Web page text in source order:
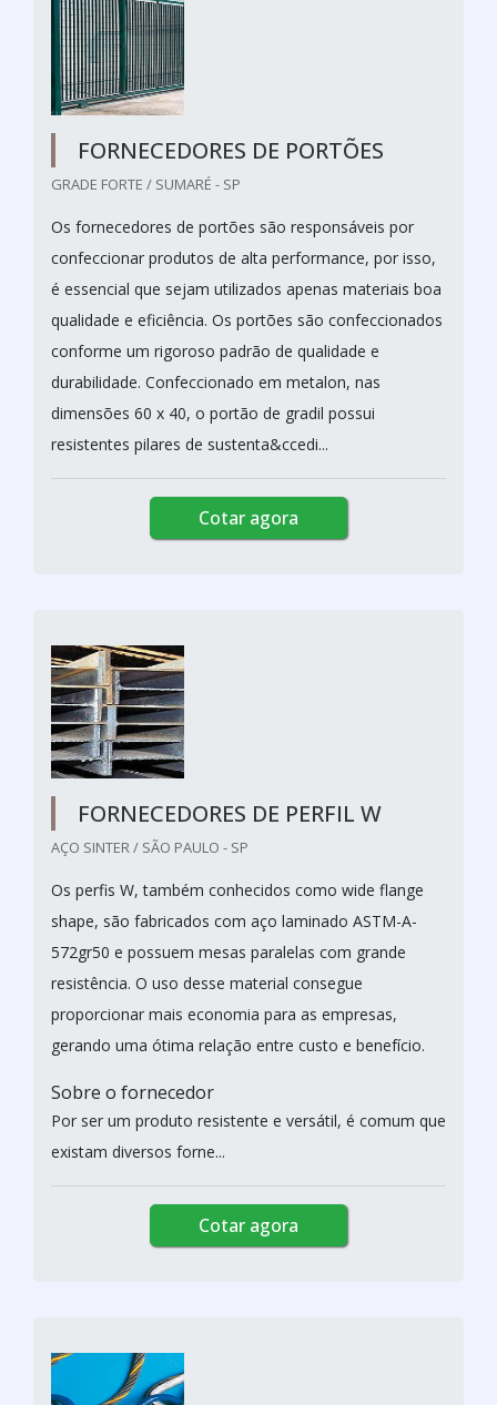
FORNECEDORES DE PORTÕES
GRADE FORTE / SUMARÉ - SP
Os fornecedores de portões são responsáveis por
confeccionar produtos de alta performance, por isso,
é essencial que sejam utilizados apenas materiais boa
qualidade e eficiência. Os portões são confeccionados
conforme um rigoroso padrão de qualidade e
durabilidade. Confeccionado em metalon, nas
dimensões 60 x 40, o portão de gradil possui
resistentes pilares de sustenta&ccedi...
Cotar agora
FORNECEDORES DE PERFIL W
AÇO SINTER / SÃO PAULO - SP
Os perfis W, também conhecidos como wide flange
shape, são fabricados com aço laminado ASTM-A-
572gr50 e possuem mesas paralelas com grande
resistência. O uso desse material consegue
proporcionar mais economia para as empresas,
gerando uma ótima relação entre custo e benefício.
Sobre o fornecedor
Por ser um produto resistente e versátil, é comum que
existam diversos forne...
Cotar agora